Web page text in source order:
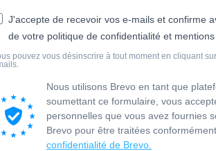
J'accepte de recevoir vos e-mails et confirme
de votre politique de confidentialité et mentions
pouvez vous désinscrire à tout moment en cliquant
Nous utilisons Brevo en tant que
soumettant ce formulaire, vous
personnelles que vous avez fournies
Brevo pour être traitées conformément
confidentialité de Brevo.